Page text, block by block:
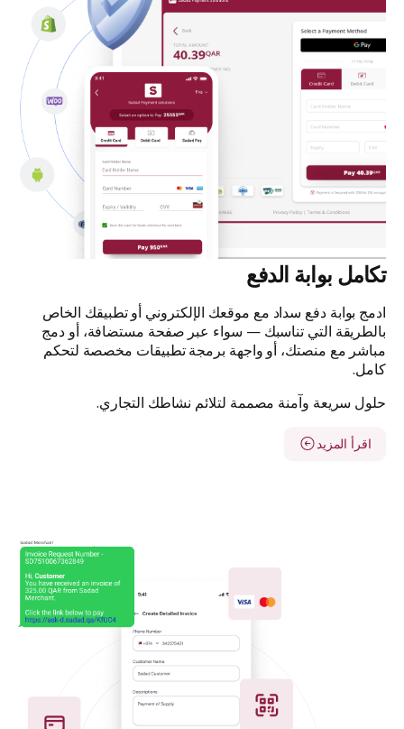
تكامل بوابة الدفع
ادمج بوابة دفع سداد مع موقعك الإلكتروني أو تطبيقك الخاص
بالطريقة التي تناسبك — سواء عبر صفحة مستضافة، أو دمج
مباشر مع منصتك، أو واجهة برمجة تطبيقات مخصصة لتحكم
كامل.
حلول سريعة وآمنة مصممة لتلائم نشاطك التجاري.
اقرأ المزيد